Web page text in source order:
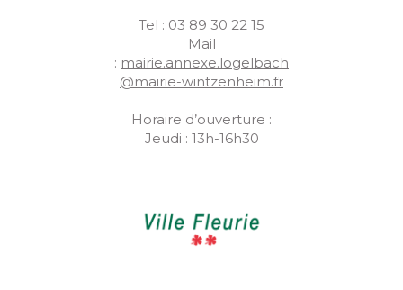
Tel : 03 89 30 22 15
Mail
: mairie.annexe.logelbach
@mairie-wintzenheim.fr
Horaire d’ouverture :
Jeudi : 13h-16h30